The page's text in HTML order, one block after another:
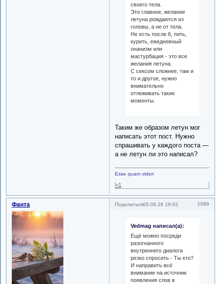
своего тела.
Это главное, желание
летуна рождаются из
головы, а не от тела.
Не есть после 6, пить,
курить, ежедневный
онанизм или
мастурбация - это все
желания летуна.
С сексом сложнее, там и
то и другое, нужно
внимательно
отлеживать такие
моменты.
Таким же образом летун мог
написать этот пост. Нужно
спрашивать у каждого поста —
а не летун ли это написал?
Esse quam videri
+1
Поделиться 1089
05.06.26 19:02
Фанта
Vedmag написал(а):
Ещё можно посреди
разогнанного
внутреннего диалога
резко спросить - Ты кто?
И направить всё
внимание на источник
появления слов в